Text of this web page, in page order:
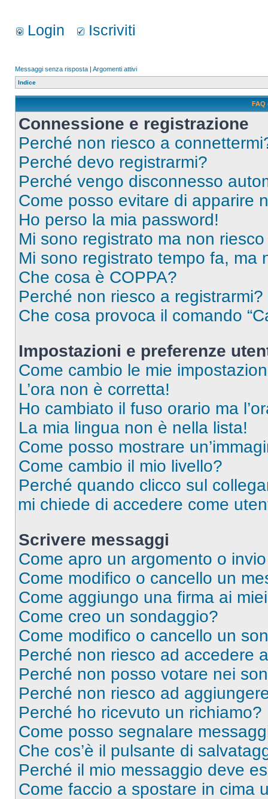
Login Iscriviti
Messaggi senza risposta | Argomenti attivi
Indice
FAQ
Connessione e registrazione
Perché non riesco a
Perché devo registrarmi?
Perché vengo disconnesso
Come posso evitare di apparire
Ho perso la mia password!
Mi sono registrato ma non
Mi sono registrato tempo fa, ma
Che cosa è COPPA?
Perché non riesco a registrarmi?
Che cosa provoca il comando
Impostazioni e preferenze
Come cambio le mie
L’ora non è corretta!
Ho cambiato il fuso orario ma
La mia lingua non è nella lista!
Come posso mostrare
Come cambio il mio livello?
Perché quando clicco sul
mi chiede di accedere come
Scrivere messaggi
Come apro un argomento o
Come modifico o cancello un
Come aggiungo una firma ai
Come creo un sondaggio?
Come modifico o cancello un
Perché non riesco ad accedere
Perché non posso votare nei
Perché non riesco ad
Perché ho ricevuto un richiamo?
Come posso segnalare
Che cos’è il pulsante di
Perché il mio messaggio deve
Come faccio a spostare in cima